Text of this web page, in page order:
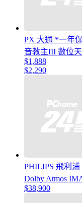
PX 大通 *一年
音教主III 數位
$1,888
$2,290
PHILIPS 飛利浦
Dolby Atmos
$38,900